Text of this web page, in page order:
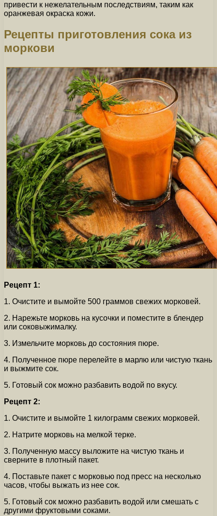
привести к нежелательным последствиям, таким как
оранжевая окраска кожи.
Рецепты приготовления сока из
моркови
Рецепт 1:
1. Очистите и вымойте 500 граммов свежих морковей.
2. Нарежьте морковь на кусочки и поместите в блендер
или соковыжималку.
3. Измельчите морковь до состояния пюре.
4. Полученное пюре перелейте в марлю или чистую ткань
и выжмите сок.
5. Готовый сок можно разбавить водой по вкусу.
Рецепт 2:
1. Очистите и вымойте 1 килограмм свежих морковей.
2. Натрите морковь на мелкой терке.
3. Полученную массу выложите на чистую ткань и
сверните в плотный пакет.
4. Поставьте пакет с морковью под пресс на несколько
часов, чтобы выжать из нее сок.
5. Готовый сок можно разбавить водой или смешать с
другими фруктовыми соками.